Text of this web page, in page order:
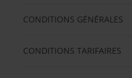
CONDITIONS GÉNÉRALES
CONDITIONS TARIFAIRES